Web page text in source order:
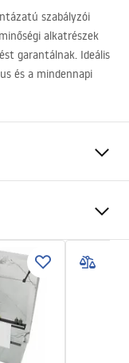
szabályzói
alkatrészek
garantálnak. Ideális
és a mindennapi
_5.pdf